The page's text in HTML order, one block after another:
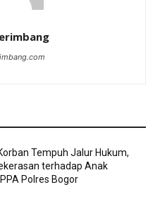
Tempuh Jalur Hukum,
terhadap Anak
Polres Bogor